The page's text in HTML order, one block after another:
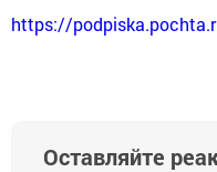
https://
Оставляйте